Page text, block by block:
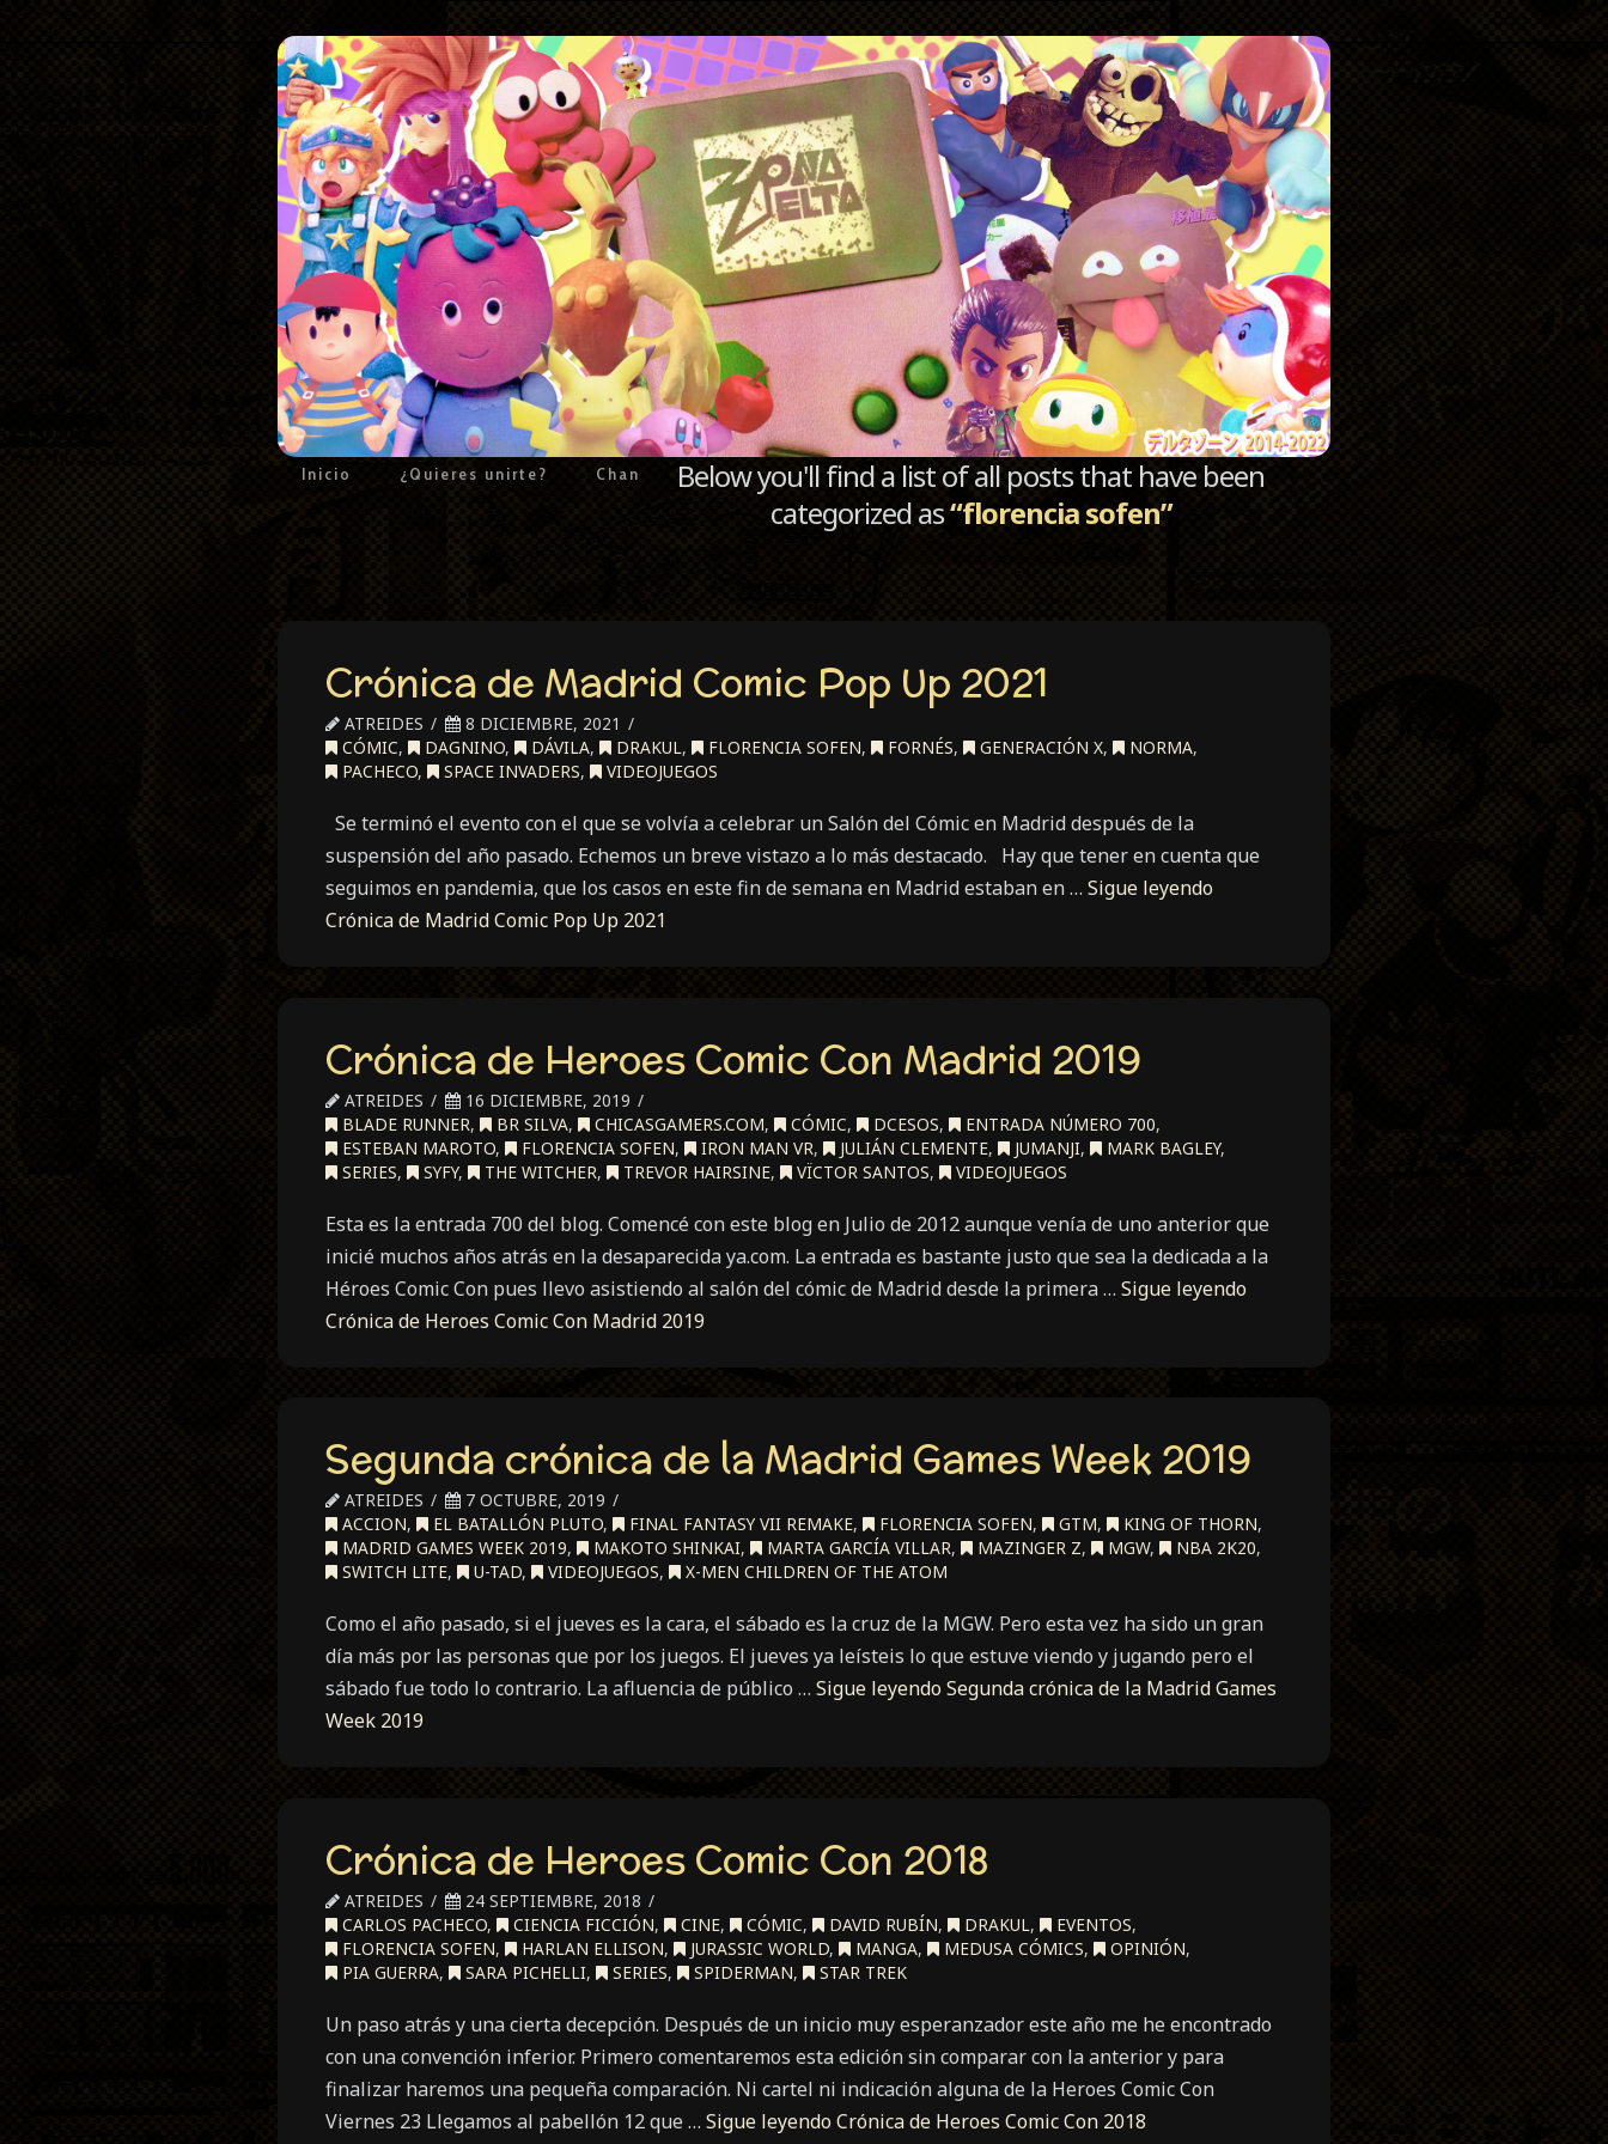
Inicio ¿Quieres unirte? Chan
Below you'll find a list of all posts that have been
categorized as“florencia sofen”
Crónica de Madrid Comic Pop Up 2021
ATREIDES
8 DICIEMBRE, 2021
CÓMIC, DAGNINO, DÁVILA, DRAKUL, FLORENCIA SOFEN, FORNÉS, GENERACIÓN X, NORMA,
PACHECO, SPACE INVADERS, VIDEOJUEGOS
Se terminó el evento con el que se volvía a celebrar un Salón del Cómic en Madrid después de la
suspensión del año pasado. Echemos un breve vistazo a lo más destacado. Hay que tener en cuenta que
seguimos en pandemia, que los casos en este fin de semana en Madrid estaban en … Sigue leyendo
Crónica de Madrid Comic Pop Up 2021
Crónica de Heroes Comic Con Madrid 2019
ATREIDES
16 DICIEMBRE, 2019
BLADE RUNNER, BR SILVA, CHICASGAMERS.COM, CÓMIC, DCESOS, ENTRADA NÚMERO 700,
ESTEBAN MAROTO, FLORENCIA SOFEN, IRON MAN VR, JULIÁN CLEMENTE, JUMANJI, MARK BAGLEY,
SERIES, SYFY, THE WITCHER, TREVOR HAIRSINE, VÏCTOR SANTOS, VIDEOJUEGOS
Esta es la entrada 700 del blog. Comencé con este blog en Julio de 2012 aunque venía de uno anterior que
inicié muchos años atrás en la desaparecida ya.com. La entrada es bastante justo que sea la dedicada a la
Héroes Comic Con pues llevo asistiendo al salón del cómic de Madrid desde la primera … Sigue leyendo
Crónica de Heroes Comic Con Madrid 2019
Segunda crónica de la Madrid Games Week 2019
ATREIDES
7 OCTUBRE, 2019
ACCION, EL BATALLÓN PLUTO, FINAL FANTASY VII REMAKE, FLORENCIA SOFEN, GTM, KING OF THORN,
MADRID GAMES WEEK 2019, MAKOTO SHINKAI, MARTA GARCÍA VILLAR, MAZINGER Z, MGW, NBA 2K20,
SWITCH LITE, U-TAD, VIDEOJUEGOS, X-MEN CHILDREN OF THE ATOM
Como el año pasado, si el jueves es la cara, el sábado es la cruz de la MGW. Pero esta vez ha sido un gran
día más por las personas que por los juegos. El jueves ya leísteis lo que estuve viendo y jugando pero el
sábado fue todo lo contrario. La afluencia de público … Sigue leyendoSegunda crónica de la Madrid Games
Week 2019
Crónica de Heroes Comic Con 2018
ATREIDES
24 SEPTIEMBRE, 2018
CARLOS PACHECO, CIENCIA FICCIÓN, CINE, CÓMIC, DAVID RUBÍN, DRAKUL, EVENTOS,
FLORENCIA SOFEN, HARLAN ELLISON, JURASSIC WORLD, MANGA, MEDUSA CÓMICS, OPINIÓN,
PIA GUERRA, SARA PICHELLI, SERIES, SPIDERMAN, STAR TREK
Un paso atrás y una cierta decepción. Después de un inicio muy esperanzador este año me he encontrado
con una convención inferior. Primero comentaremos esta edición sin comparar con la anterior y para
finalizar haremos una pequeña comparación. Ni cartel ni indicación alguna de la Heroes Comic Con
Viernes 23 Llegamos al pabellón 12 que … Sigue leyendoCrónica de Heroes Comic Con 2018